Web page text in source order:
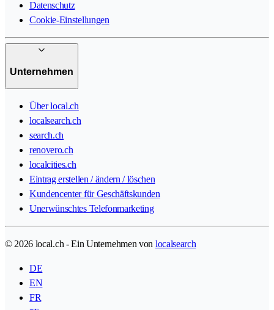
Datenschutz
Cookie-Einstellungen
Unternehmen
Über local.ch
localsearch.ch
search.ch
renovero.ch
localcities.ch
Eintrag erstellen / ändern / löschen
Kundencenter für Geschäftskunden
Unerwünschtes Telefonmarketing
© 2026 local.ch - Ein Unternehmen von localsearch
DE
EN
FR